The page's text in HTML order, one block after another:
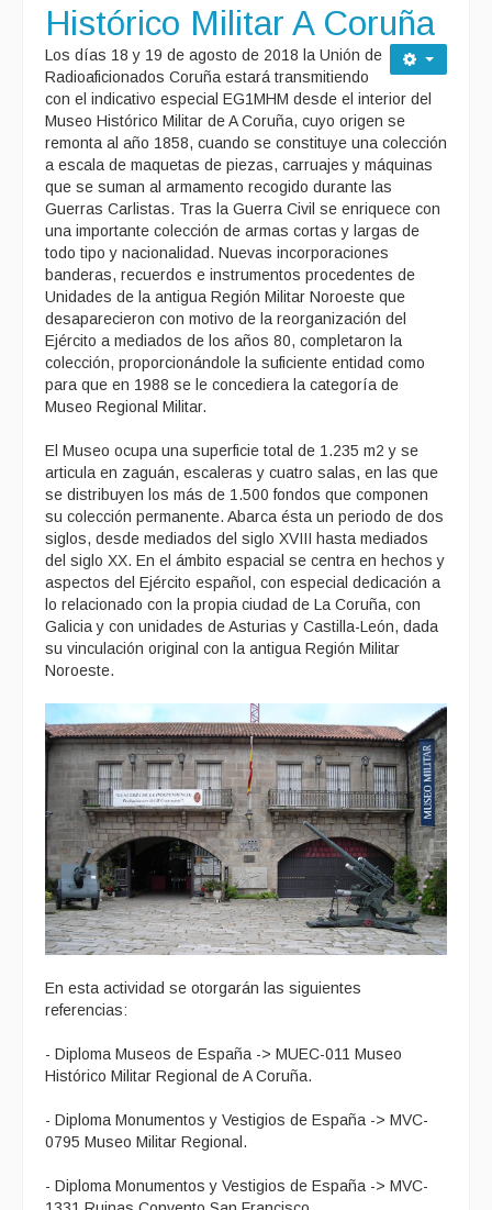
Histórico Militar A Coruña
Los días 18 y 19 de agosto de 2018 la Unión de
Radioaficionados Coruña estará transmitiendo
con el indicativo especial EG1MHM desde el interior del
Museo Histórico Militar de A Coruña, cuyo origen se
remonta al año 1858, cuando se constituye una colección
a escala de maquetas de piezas, carruajes y máquinas
que se suman al armamento recogido durante las
Guerras Carlistas. Tras la Guerra Civil se enriquece con
una importante colección de armas cortas y largas de
todo tipo y nacionalidad. Nuevas incorporaciones
banderas, recuerdos e instrumentos procedentes de
Unidades de la antigua Región Militar Noroeste que
desaparecieron con motivo de la reorganización del
Ejército a mediados de los años 80, completaron la
colección, proporcionándole la suficiente entidad como
para que en 1988 se le concediera la categoría de
Museo Regional Militar.
El Museo ocupa una superficie total de 1.235 m2 y se
articula en zaguán, escaleras y cuatro salas, en las que
se distribuyen los más de 1.500 fondos que componen
su colección permanente. Abarca ésta un periodo de dos
siglos, desde mediados del siglo XVIII hasta mediados
del siglo XX. En el ámbito espacial se centra en hechos y
aspectos del Ejército español, con especial dedicación a
lo relacionado con la propia ciudad de La Coruña, con
Galicia y con unidades de Asturias y Castilla-León, dada
su vinculación original con la antigua Región Militar
Noroeste.
En esta actividad se otorgarán las siguientes
referencias:
- Diploma Museos de España -> MUEC-011 Museo
Histórico Militar Regional de A Coruña.
- Diploma Monumentos y Vestigios de España -> MVC-
0795 Museo Militar Regional.
- Diploma Monumentos y Vestigios de España -> MVC-